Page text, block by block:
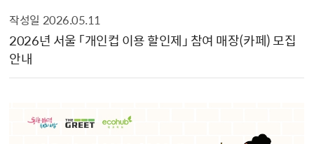
작성일 2026.05.11
2026년 서울 「개인컵 이용 할인제」 참여 매장(카페) 모집
안내